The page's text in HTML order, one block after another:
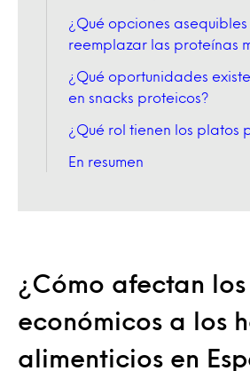
¿Qué opciones
reemplazar las proteínas
¿Qué oportunidades
en snacks proteicos?
¿Qué rol tienen los platos
En resumen
¿Cómo afectan los
económicos a los
alimenticios en